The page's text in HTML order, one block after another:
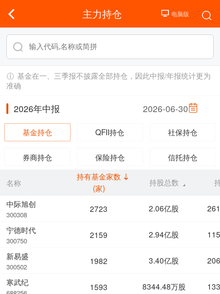
主力持仓
基金在一、三季报不披露全部持仓，因此中报/年报统计更为
准确
2026年中报 2026-06-30
基金持仓 QFII持仓 社保持仓
券商持仓 保险持仓 信托持仓
名称
中际旭创
300308
宁德时代
300750
新易盛
300502
寒武纪
持有基金家数
(家)
持股总数
2723 2.06亿股
2159 2.94亿股
1982 3.40亿股
1593 8344.48万股